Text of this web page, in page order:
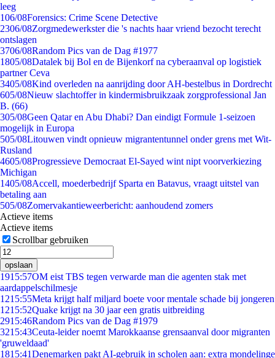
leeg
106/08Forensics: Crime Scene Detective
2306/08Zorgmedewerkster die 's nachts haar vriend bezocht terecht
ontslagen
3706/08Random Pics van de Dag #1977
1805/08Datalek bij Bol en de Bijenkorf na cyberaanval op logistiek
partner Ceva
3405/08Kind overleden na aanrijding door AH-bestelbus in Dordrecht
605/08Nieuw slachtoffer in kindermisbruikzaak zorgprofessional Jan
B. (66)
305/08Geen Qatar en Abu Dhabi? Dan eindigt Formule 1-seizoen
mogelijk in Europa
505/08Litouwen vindt opnieuw migrantentunnel onder grens met Wit-
Rusland
4605/08Progressieve Democraat El-Sayed wint nipt voorverkiezing
Michigan
1405/08Accell, moederbedrijf Sparta en Batavus, vraagt uitstel van
betaling aan
505/08Zomervakantieweerbericht: aanhoudend zomers
Actieve items
Actieve items
Scrollbar gebruiken
opslaan
1915:57OM eist TBS tegen verwarde man die agenten stak met
aardappelschilmesje
1215:55Meta krijgt half miljard boete voor mentale schade bij jongeren
1215:52Quake krijgt na 30 jaar een gratis uitbreiding
2915:46Random Pics van de Dag #1979
3215:43Ceuta-leider noemt Marokkaanse grensaanval door migranten
'gruweldaad'
1815:41Denemarken pakt AI-gebruik in scholen aan: extra mondelinge